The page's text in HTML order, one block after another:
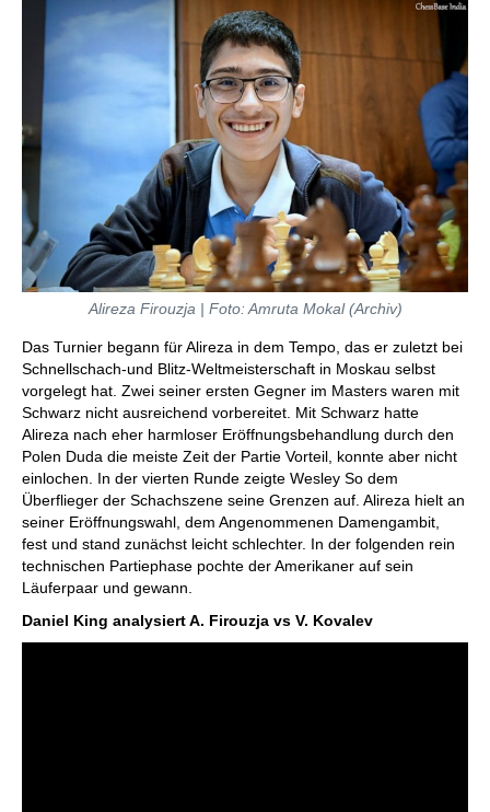
Alireza Firouzja | Foto: Amruta Mokal (Archiv)
Das Turnier begann für Alireza in dem Tempo, das er zuletzt bei
Schnellschach-und Blitz-Weltmeisterschaft in Moskau selbst
vorgelegt hat. Zwei seiner ersten Gegner im Masters waren mit
Schwarz nicht ausreichend vorbereitet. Mit Schwarz hatte
Alireza nach eher harmloser Eröffnungsbehandlung durch den
Polen Duda die meiste Zeit der Partie Vorteil, konnte aber nicht
einlochen. In der vierten Runde zeigte Wesley So dem
Überflieger der Schachszene seine Grenzen auf. Alireza hielt an
seiner Eröffnungswahl, dem Angenommenen Damengambit,
fest und stand zunächst leicht schlechter. In der folgenden rein
technischen Partiephase pochte der Amerikaner auf sein
Läuferpaar und gewann.
Daniel King analysiert A. Firouzja vs V. Kovalev